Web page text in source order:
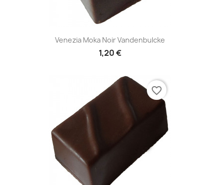
Venezia Moka Noir Vandenbulcke
1,20 €
favorite_border